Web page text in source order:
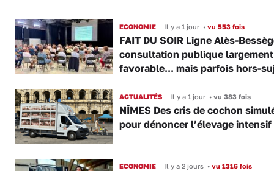
ECONOMIE Il y a 1 jour •vu 553 fois
FAIT DU SOIR Ligne Alès-
consultation publique largement
favorable... mais parfois hors-
ACTUALITÉS Il y a 1 jour •vu 383 fois
NÎMES Des cris de cochon
pour dénoncer l’élevage intensif
ECONOMIE Il y a 2 jours •vu 1316 fois